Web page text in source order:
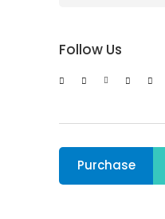
Follow Us
Purchase